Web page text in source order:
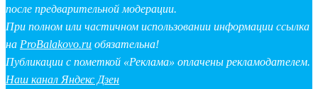
после предварительной модерации.
При полном или частичном использовании информации ссылка
на ProBalakovo.ru обязательна!
Публикации с пометкой «Реклама» оплачены рекламодателем.
Наш канал Яндекс Дзен